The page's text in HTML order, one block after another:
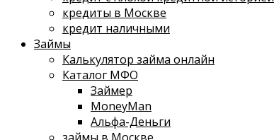
кредиты в Москве
кредит наличными
Займы
Калькулятор займа онлайн
Каталог МФО
Займер
MoneyMan
Альфа-Деньги